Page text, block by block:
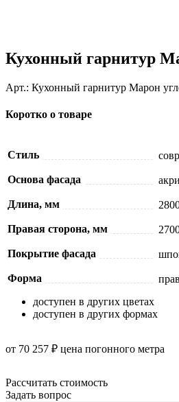
Кухонный гарнитур
Арт.: Кухонный гарнитур Марон
Коротко о товаре
Стиль
Основа фасада
Длина, мм
Правая сторона, мм
Покрытие фасада
Форма
доступен в других цветах
доступен в других формах
от 70 257 ₽ цена погонного метра
Рассчитать стоимость
Задать вопрос